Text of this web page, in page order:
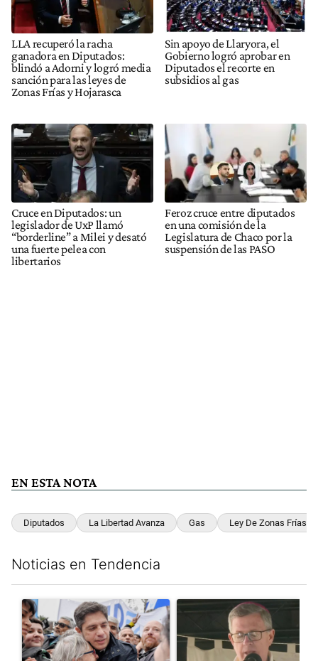
LLA recuperó la racha
ganadora en Diputados:
blindó a Adorni y logró media
sanción para las leyes de
Zonas Frías y Hojarasca
Sin apoyo de Llaryora, el
Gobierno logró aprobar en
Diputados el recorte en
subsidios al gas
Cruce en Diputados: un
legislador de UxP llamó
“borderline” a Milei y desató
una fuerte pelea con
libertarios
Feroz cruce entre diputados
en una comisión de la
Legislatura de Chaco por la
suspensión de las PASO
EN ESTA NOTA
Diputados La Libertad Avanza Gas Ley De Zonas Frías
Noticias en Tendencia
Un artículo de tendencia con el título "Kicillof apuntó contra
Un artículo de tendencia con